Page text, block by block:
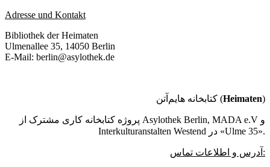
Adresse und Kontakt
Bibliothek der Heimaten
Ulmenallee 35, 14050 Berlin
E-Mail: berlin@asylothek.de
کتابخانه هایم‌آتن (Heimaten)
پروژه کتابخانه کاری مشترک از Asylothek Berlin, MADA e.V و
Interkulturanstalten Westend در «Ulme 35».
آدرس و اطلاعات تماس: